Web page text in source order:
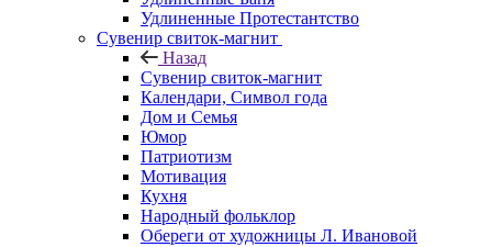
Удлиненные Протестантство
Сувенир свиток-магнит
Назад
Сувенир свиток-магнит
Календари, Символ года
Дом и Семья
Юмор
Патриотизм
Мотивация
Кухня
Народный фольклор
Обереги от художницы Л. Ивановой